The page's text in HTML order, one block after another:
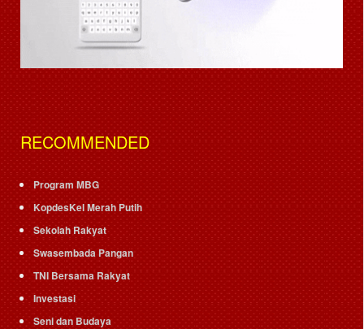
RECOMMENDED
Program MBG
KopdesKel Merah Putih
Sekolah Rakyat
Swasembada Pangan
TNI Bersama Rakyat
Investasi
Seni dan Budaya